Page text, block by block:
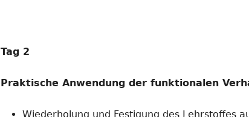
Tag 2
Praktische Anwendung der funktionalen
Wiederholung und Festigung des Lehrstoffes